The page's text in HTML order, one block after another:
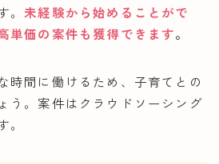
。未経験から始めることがで
単価の案件も獲得できます。
時間に働けるため、子育てとの
う。案件はクラウドソーシング